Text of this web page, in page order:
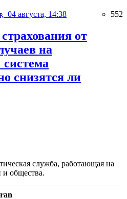
04 августа, 14:38 552
от
на
система
снизятся ли
служба, работающая на
общества.